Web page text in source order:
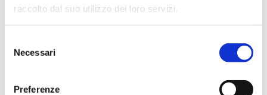
raccolto dal suo utilizzo dei loro servizi.
delNecessari
Preferenze